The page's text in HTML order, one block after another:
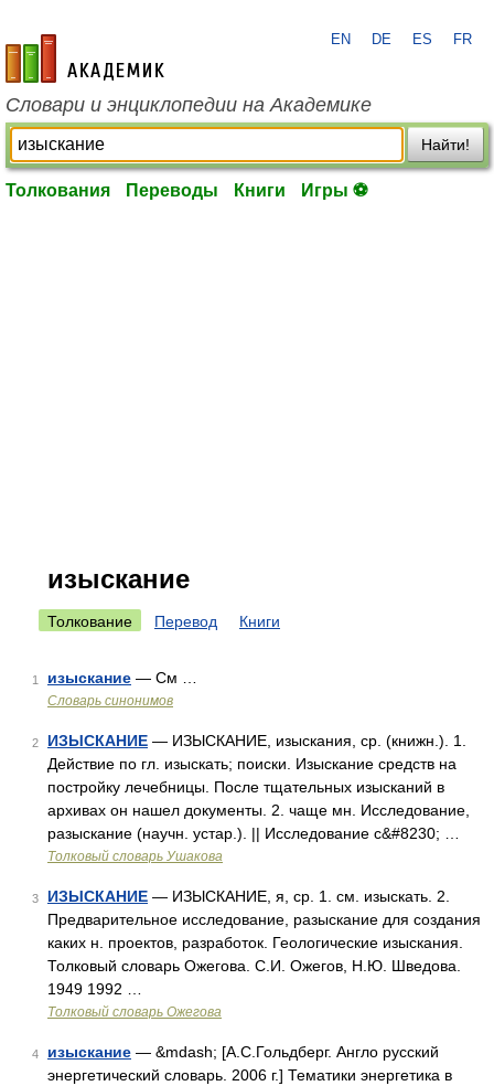
academic.ru
EN DE ES FR
Словари и энциклопедии на Академике
Найти!
Толкования Переводы Книги Игры ⚽
изыскание
Толкование Перевод Книги
1 изыскание — См …
Словарь синонимов
2 ИЗЫСКАНИЕ — ИЗЫСКАНИЕ, изыскания, ср. (книжн.). 1.
Действие по гл. изыскать; поиски. Изыскание средств на
постройку лечебницы. После тщательных изысканий в
архивах он нашел документы. 2. чаще мн. Исследование,
разыскание (научн. устар.). || Исследование с&#8230; …
Толковый словарь Ушакова
3 ИЗЫСКАНИЕ — ИЗЫСКАНИЕ, я, ср. 1. см. изыскать. 2.
Предварительное исследование, разыскание для создания
каких н. проектов, разработок. Геологические изыскания.
Толковый словарь Ожегова. С.И. Ожегов, Н.Ю. Шведова.
1949 1992 …
Толковый словарь Ожегова
4 изыскание — &mdash; [А.С.Гольдберг. Англо русский
энергетический словарь. 2006 г.] Тематики энергетика в